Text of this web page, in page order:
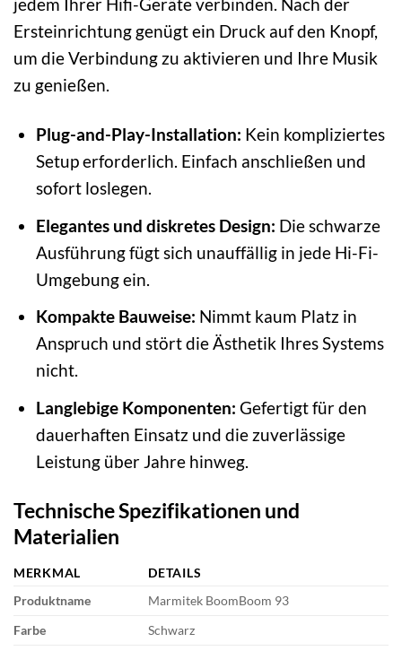
jedem Ihrer Hifi-Geräte verbinden. Nach der
Ersteinrichtung genügt ein Druck auf den Knopf,
um die Verbindung zu aktivieren und Ihre Musik
zu genießen.
Plug-and-Play-Installation: Kein kompliziertes
Setup erforderlich. Einfach anschließen und
sofort loslegen.
Elegantes und diskretes Design: Die schwarze
Ausführung fügt sich unauffällig in jede Hi-Fi-
Umgebung ein.
Kompakte Bauweise: Nimmt kaum Platz in
Anspruch und stört die Ästhetik Ihres Systems
nicht.
Langlebige Komponenten: Gefertigt für den
dauerhaften Einsatz und die zuverlässige
Leistung über Jahre hinweg.
Technische Spezifikationen und
Materialien
MERKMAL
DETAILS
Produktname
Marmitek BoomBoom 93
Farbe
Schwarz